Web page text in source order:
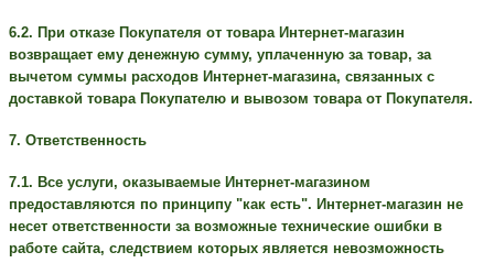
6.2. При отказе Покупателя от товара Интернет-магазин
возвращает ему денежную сумму, уплаченную за товар, за
вычетом суммы расходов Интернет-магазина, связанных с
доставкой товара Покупателю и вывозом товара от Покупателя.
7. Ответственность
7.1. Все услуги, оказываемые Интернет-магазином
предоставляются по принципу "как есть". Интернет-магазин не
несет ответственности за возможные технические ошибки в
работе сайта, следствием которых является невозможность